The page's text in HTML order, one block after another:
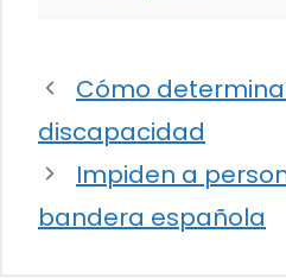
Cómo
discapacidad
Impiden a
bandera española